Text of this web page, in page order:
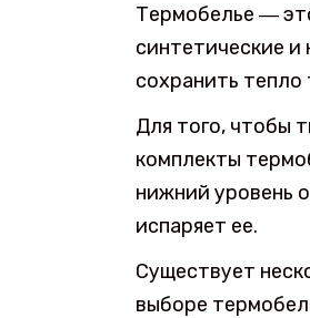
Термобелье ―
синтетические
сохранить
Для того, чтобы
комплекты
нижний уровень
испаряет ее.
Существует
выборе